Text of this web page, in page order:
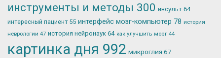
инструменты и методы 300 инсульт 64
интересный пациент 55 интерфейс мозг-компьютер 78 история
неврологии 47 история нейронаук 64 как улучшить мозг 44
картинка дня 992 микроглия 67